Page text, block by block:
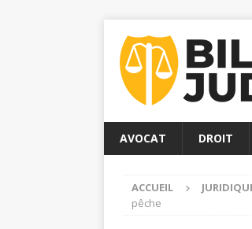
AVOCAT DROIT
ACCUEIL
pêche